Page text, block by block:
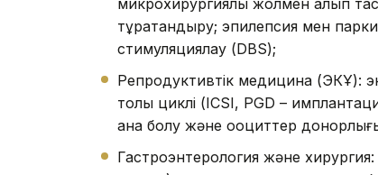
тұрақтандыру; эпилепсия мен
стимуляциялау (DBS);
Репродуктивтік медицина (ЭКҰ):
толық циклі (ICSI, PGD –
ана болу және ооциттер
Гастроэнтерология және